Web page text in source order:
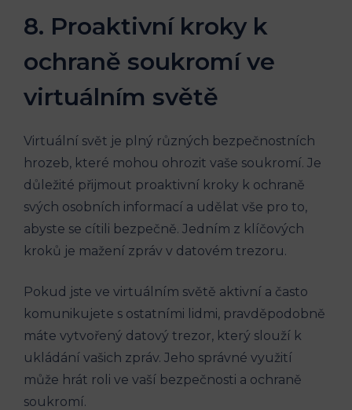
8. Proaktivní kroky k
ochraně soukromí ve
virtuálním světě
Virtuální svět je plný různých bezpečnostních
hrozeb, které mohou ohrozit vaše soukromí. Je
důležité přijmout proaktivní kroky k ochraně
svých osobních informací a udělat vše pro to,
abyste se cítili bezpečně. Jedním z klíčových
kroků je mažení zpráv v datovém trezoru.
Pokud jste ve virtuálním světě aktivní a často
komunikujete s ostatními lidmi, pravděpodobně
máte vytvořený datový trezor, který slouží k
ukládání vašich zpráv. Jeho správné využití
může hrát roli ve vaší bezpečnosti a ochraně
soukromí.